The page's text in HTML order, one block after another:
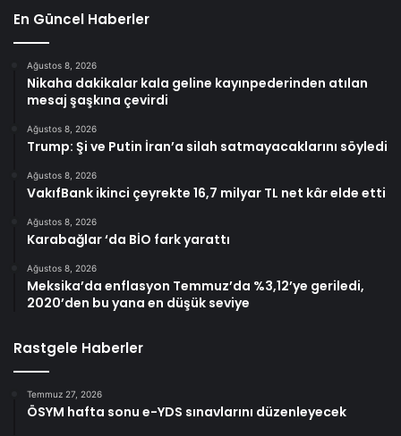
En Güncel Haberler
Ağustos 8, 2026
Nikaha dakikalar kala geline kayınpederinden atılan
mesaj şaşkına çevirdi
Ağustos 8, 2026
Trump: Şi ve Putin İran’a silah satmayacaklarını söyledi
Ağustos 8, 2026
VakıfBank ikinci çeyrekte 16,7 milyar TL net kâr elde etti
Ağustos 8, 2026
Karabağlar ‘da BİO fark yarattı
Ağustos 8, 2026
Meksika’da enflasyon Temmuz’da %3,12’ye geriledi,
2020’den bu yana en düşük seviye
Rastgele Haberler
Temmuz 27, 2026
ÖSYM hafta sonu e-YDS sınavlarını düzenleyecek